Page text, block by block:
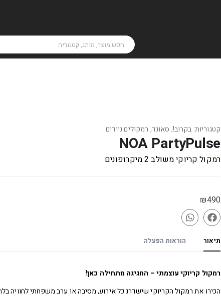
קטגוריות: בקרוב!, סאונד, רמקולים ניידים
NOA PartyPulse
רמקול קריוקי משולב 2 מיקרופונים
₪490
תיאור הוראות הפעלה
רמקול קריוקי עוצמתי – החגיגה מתחילה כאן!
הכירו את רמקול הקריוקי שישדרג כל אירוע, מסיבה או ערב משפחתי לחוויה